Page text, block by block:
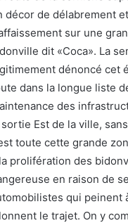
décor de délabrement
sur une
dit «Coca». La
dénoncé cet
dans la longue liste
des
sortie Est de la ville,
toute cette grande
prolifération des
en raison de
qui peinent
le trajet. On y